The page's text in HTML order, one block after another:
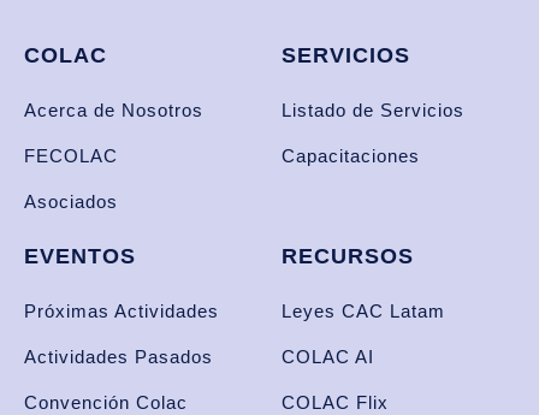
COLAC
Acerca de Nosotros
FECOLAC
Asociados
SERVICIOS
Listado de Servicios
Capacitaciones
EVENTOS
Próximas Actividades
Actividades Pasados
Convención Colac
RECURSOS
Leyes CAC Latam
COLAC AI
COLAC Flix